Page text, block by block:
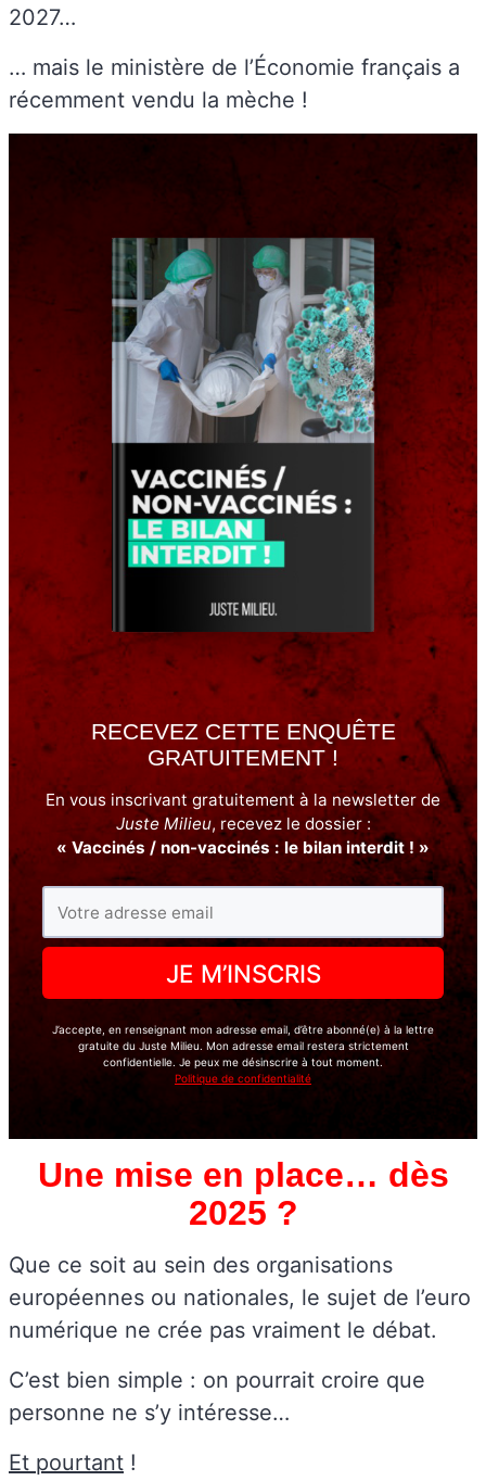
2027…
… mais le ministère de l’Économie français a
récemment vendu la mèche !
RECEVEZ CETTE ENQUÊTE
GRATUITEMENT !
En vous inscrivant gratuitement à la newsletter de
Juste Milieu, recevez le dossier :
« Vaccinés / non-vaccinés : le bilan interdit ! »
J’accepte, en renseignant mon adresse email, d’être abonné(e) à la lettre
gratuite du Juste Milieu. Mon adresse email restera strictement
confidentielle. Je peux me désinscrire à tout moment.
Politique de confidentialité
Une mise en place… dès
2025 ?
Que ce soit au sein des organisations
européennes ou nationales, le sujet de l’euro
numérique ne crée pas vraiment le débat.
C’est bien simple : on pourrait croire que
personne ne s’y intéresse…
Et pourtant !